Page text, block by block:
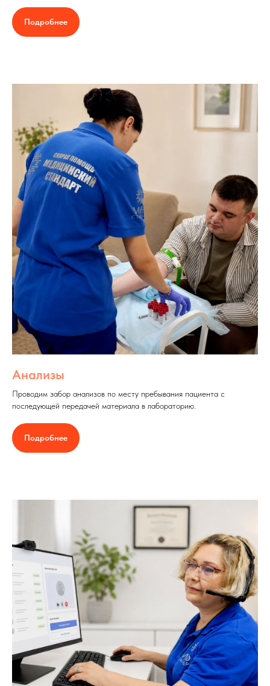
Подробнее
Анализы
Проводим забор анализов по месту пребывания пациента с
последующей передачей материала в лабораторию.
Подробнее